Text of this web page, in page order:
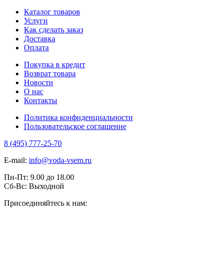
Каталог товаров
Услуги
Как сделать заказ
Доставка
Оплата
Покупка в кредит
Возврат товара
Новости
О нас
Контакты
Политика конфиденциальности
Пользовательское соглашение
8 (495) 777-25-70
E-mail: info@voda-vsem.ru
Пн-Пт: 9.00 до 18.00
Сб-Вс: Выходной
Присоединяйтесь к нам: